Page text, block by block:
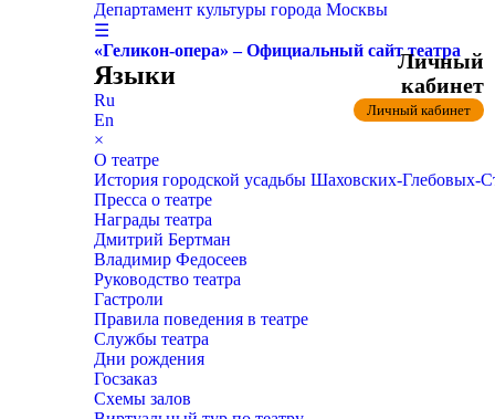
Департамент культуры города Москвы
☰
«Геликон-опера» – Официальный сайт театра
Языки
Ru
En
×
О театре
История городской усадьбы Шаховских-
Пресса о театре
Награды театра
Дмитрий Бертман
Владимир Федосеев
Руководство театра
Гастроли
Правила поведения в театре
Службы театра
Дни рождения
Госзаказ
Схемы залов
Личный
кабинет
Личный кабинет